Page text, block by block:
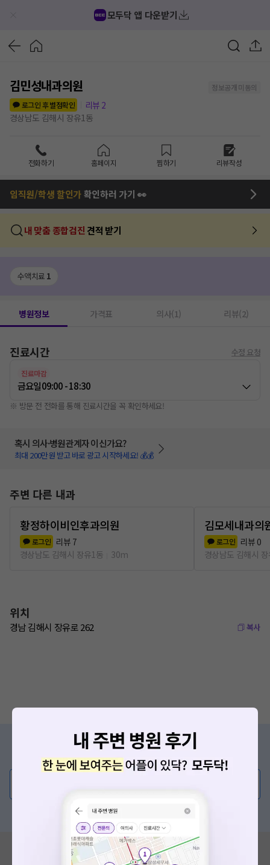
모두닥 앱 다운받기
김민성내과의원
정보공개 미동의
로그인 후 별점확인
리뷰 2
경상남도 김해시 장유1동
전화하기 홈페이지 찜하기 리뷰작성
임직원/학생 할인가확인하러 가기 👀
내 맞춤 종합검진 견적 받기
수액치료 1
병원정보 가격표 의사(1) 리뷰(2)
진료시간 수정 요청
진료마감
금요일09:00 - 18:30
※ 방문 전 전화를 통해 진료시간을 꼭 확인하세요!
혹시 의사·병원관계자 이신가요?
최대 200만원 받고 바로 광고 시작하세요! 💰💰
주변 다른 내과
황정하이비인후과의원
로그인 리뷰 7
경상남도 김해시 장유1동
30m
김모세내과의
로그인 리뷰 0
경상남도 김해시
위치
경남 김해시 장유로 262 복사
증상/치료, 궁금한 점이 있나요?
의사가 직접 답해드려요!
혹은, 의료상담 서비스에 다양한 게시글 보러가기
혹시 잘못된 병원정보가 있나요?
모두닥 팀에 알려주세요!